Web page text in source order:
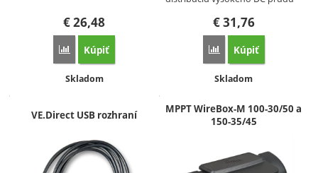
€26,48
Porovnať
Kúpiť
Dostupnosť:
Skladom
€31,76
Porovnať
Kúpiť
Dostupnosť:
Skladom
VE.Direct USB rozhraní
MPPT WireBox-M 100-30/50 a
150-35/45